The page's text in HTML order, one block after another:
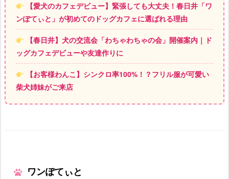
【愛犬のカフェデビュー】緊張しても大丈夫！春日井「ワ
ンぽてぃと」が初めてのドッグカフェに選ばれる理由
【春日井】犬の交流会「わちゃわちゃの会」開催案内｜ド
ッグカフェデビューや友達作りに
【お客様わんこ】シンクロ率100%！？フリル服が可愛い
柴犬姉妹がご来店
ワンぽてぃと